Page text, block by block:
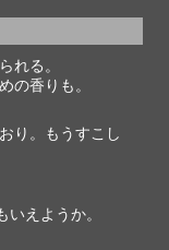
れる。
の香りも。
り。もうすこし
えようか。